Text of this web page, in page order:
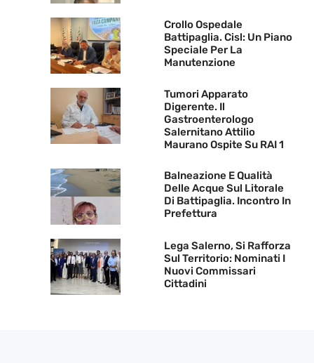
Crollo Ospedale
Battipaglia. Cisl: Un Piano
Speciale Per La
Manutenzione
Tumori Apparato
Digerente. Il
Gastroenterologo
Salernitano Attilio
Maurano Ospite Su RAI 1
Balneazione E Qualità
Delle Acque Sul Litorale
Di Battipaglia. Incontro In
Prefettura
Lega Salerno, Si Rafforza
Sul Territorio: Nominati I
Nuovi Commissari
Cittadini